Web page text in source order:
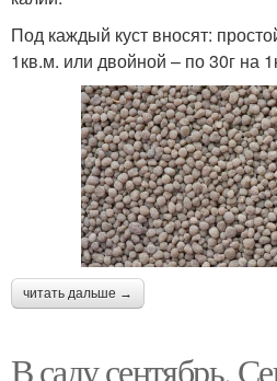
Под каждый куст вносят:
1кв.м. или двойной – по 30г на
читать дальше →
В саду сентябрь.